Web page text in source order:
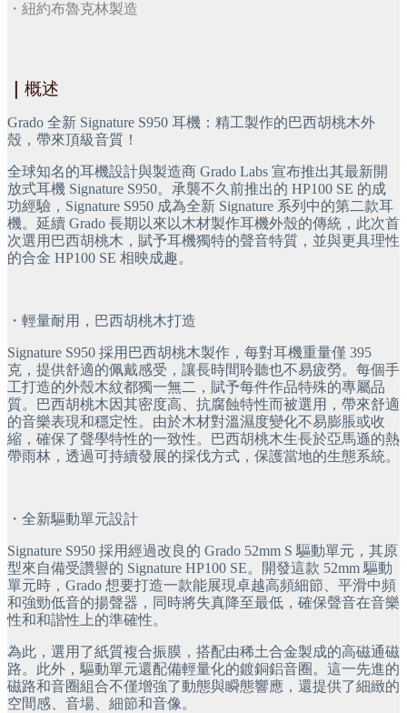
・紐約布魯克林製造
概述
Grado 全新 Signature S950 耳機：精工製作的巴西胡桃木外
殼，帶來頂級音質！
全球知名的耳機設計與製造商 Grado Labs 宣布推出其最新開
放式耳機 Signature S950。承襲不久前推出的 HP100 SE 的成
功經驗，Signature S950 成為全新 Signature 系列中的第二款耳
機。延續 Grado 長期以來以木材製作耳機外殼的傳統，此次首
次選用巴西胡桃木，賦予耳機獨特的聲音特質，並與更具理性
的合金 HP100 SE 相映成趣。
・輕量耐用，巴西胡桃木打造
Signature S950 採用巴西胡桃木製作，每對耳機重量僅 395
克，提供舒適的佩戴感受，讓長時間聆聽也不易疲勞。每個手
工打造的外殼木紋都獨一無二，賦予每件作品特殊的專屬品
質。巴西胡桃木因其密度高、抗腐蝕特性而被選用，帶來舒適
的音樂表現和穩定性。由於木材對溫濕度變化不易膨脹或收
縮，確保了聲學特性的一致性。巴西胡桃木生長於亞馬遜的熱
帶雨林，透過可持續發展的採伐方式，保護當地的生態系統。
・全新驅動單元設計
Signature S950 採用經過改良的 Grado 52mm S 驅動單元，其原
型來自備受讚譽的 Signature HP100 SE。開發這款 52mm 驅動
單元時，Grado 想要打造一款能展現卓越高頻細節、平滑中頻
和強勁低音的揚聲器，同時將失真降至最低，確保聲音在音樂
性和和諧性上的準確性。
為此，選用了紙質複合振膜，搭配由稀土合金製成的高磁通磁
路。此外，驅動單元還配備輕量化的鍍銅鋁音圈。這一先進的
磁路和音圈組合不僅增強了動態與瞬態響應，還提供了細緻的
空間感、音場、細節和音像。